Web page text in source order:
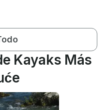
Kayaks Más